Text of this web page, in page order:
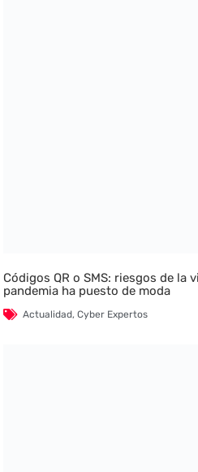
Códigos QR o SMS: riesgos de la
pandemia ha puesto de moda
Actualidad,Cyber Expertos